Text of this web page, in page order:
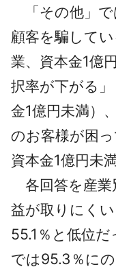
「その他」で
顧客を騙して
業、資本金1億
択率が下がる
金1億円未満）
のお客様が困っ
資本金1億円未
各回答を産業
益が取りにく
55.1％と低位だ
では95.3％にの